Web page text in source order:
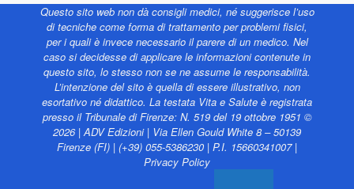
Questo sito web non dà consigli medici, né suggerisce l’uso
di tecniche come forma di trattamento per problemi fisici,
per i quali è invece necessario il parere di un medico. Nel
caso si decidesse di applicare le informazioni contenute in
questo sito, lo stesso non se ne assume le responsabilità.
L’intenzione del sito è quella di essere illustrativo, non
esortativo né didattico. La testata Vita e Salute è registrata
presso il Tribunale di Firenze: N. 519 del 19 ottobre 1951 ©
2026 | ADV Edizioni | Via Ellen Gould White 8 – 50139
Firenze (FI) | (+39) 055-5386230 | P.I. 15660341007 |
Privacy Policy